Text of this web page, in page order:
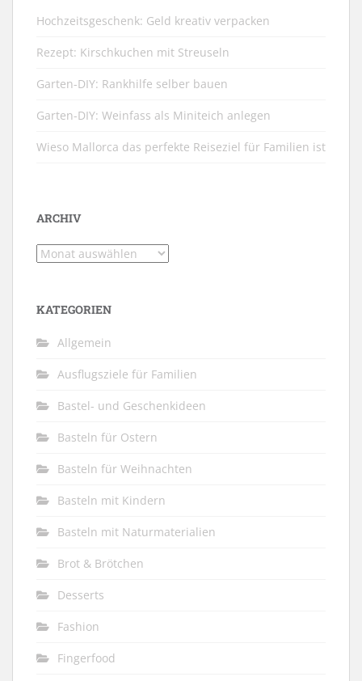
Hochzeitsgeschenk: Geld kreativ verpacken
Rezept: Kirschkuchen mit Streuseln
Garten-DIY: Rankhilfe selber bauen
Garten-DIY: Weinfass als Miniteich anlegen
Wieso Mallorca das perfekte Reiseziel für Familien ist
ARCHIV
Archiv
KATEGORIEN
Allgemein
Ausflugsziele für Familien
Bastel- und Geschenkideen
Basteln für Ostern
Basteln für Weihnachten
Basteln mit Kindern
Basteln mit Naturmaterialien
Brot & Brötchen
Desserts
Fashion
Fingerfood